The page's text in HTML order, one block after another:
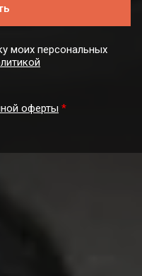
моих персональных
оферты *